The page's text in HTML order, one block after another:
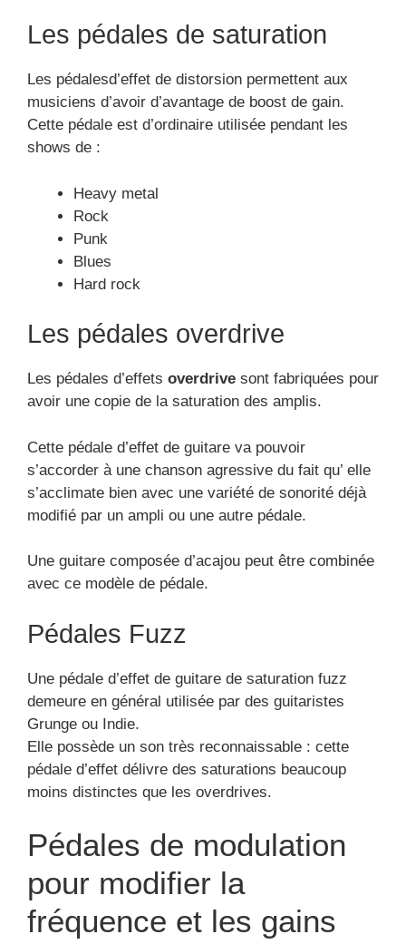
Les pédales de saturation
Les pédalesd’effet de distorsion permettent aux
musiciens d’avoir d’avantage de boost de gain.
Cette pédale est d’ordinaire utilisée pendant les
shows de :
Heavy metal
Rock
Punk
Blues
Hard rock
Les pédales overdrive
Les pédales d’effets overdrive sont fabriquées pour
avoir une copie de la saturation des amplis.
Cette pédale d’effet de guitare va pouvoir
s’accorder à une chanson agressive du fait qu’ elle
s’acclimate bien avec une variété de sonorité déjà
modifié par un ampli ou une autre pédale.
Une guitare composée d’acajou peut être combinée
avec ce modèle de pédale.
Pédales Fuzz
Une pédale d’effet de guitare de saturation fuzz
demeure en général utilisée par des guitaristes
Grunge ou Indie.
Elle possède un son très reconnaissable : cette
pédale d’effet délivre des saturations beaucoup
moins distinctes que les overdrives.
Pédales de modulation
pour modifier la
fréquence et les gains